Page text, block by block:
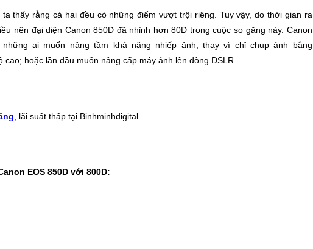
thấy rằng cả hai đều có những điểm vượt trội riêng. Tuy vậy, do thời gian ra
nên đại diện Canon 850D đã nhỉnh hơn 80D trong cuộc so găng này. Canon
ai muốn nâng tầm khả năng nhiếp ảnh, thay vì chỉ chụp ảnh bằng
hoặc lần đầu muốn nâng cấp máy ảnh lên dòng DSLR.
, lãi suất thấp tại Binhminhdigital
EOS 850D với 800D: